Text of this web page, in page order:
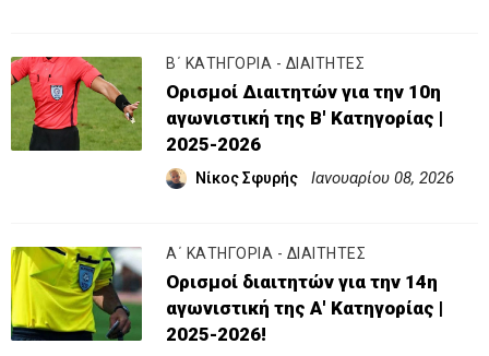
Β΄ ΚΑΤΗΓΟΡΙΑ - ΔΙΑΙΤΗΤΕΣ
Ορισμοί Διαιτητών για την 10η
αγωνιστική της Β' Κατηγορίας |
2025-2026
Νίκος Σφυρής Ιανουαρίου 08, 2026
Α΄ ΚΑΤΗΓΟΡΙΑ - ΔΙΑΙΤΗΤΕΣ
Ορισμοί διαιτητών για την 14η
αγωνιστική της Α' Κατηγορίας |
2025-2026!